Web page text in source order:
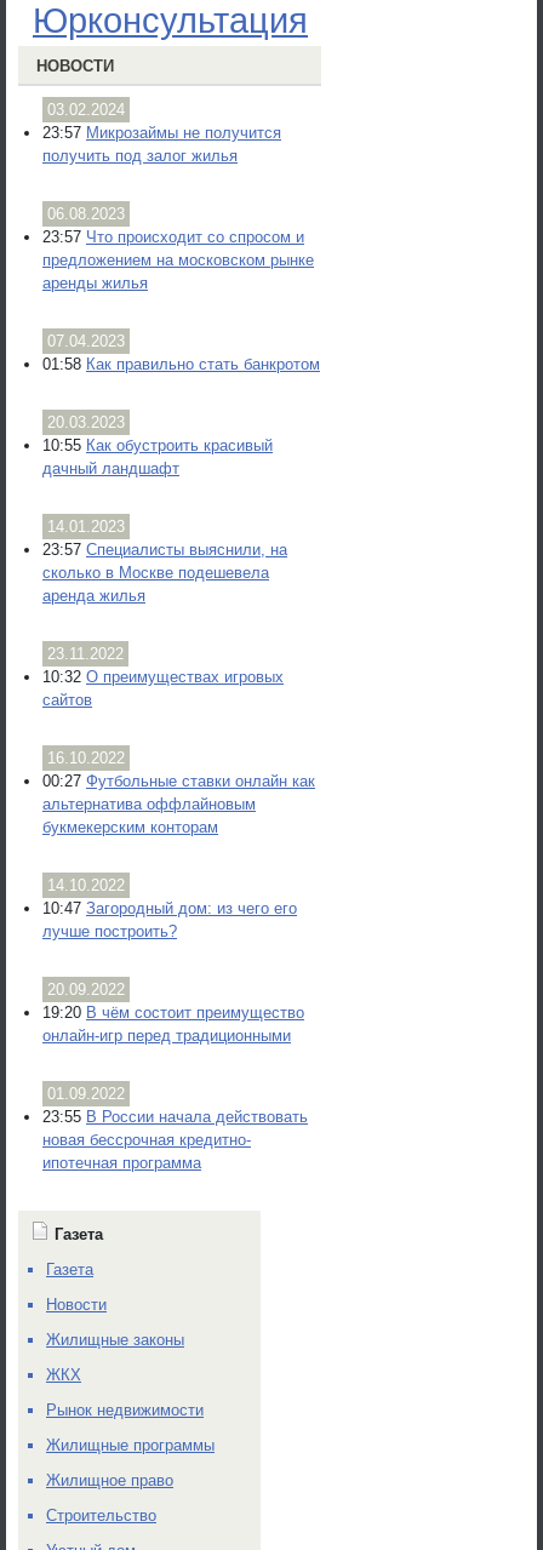
Юрконсультация
НОВОСТИ
03.02.2024
23:57 Микрозаймы не получится
получить под залог жилья
06.08.2023
23:57 Что происходит со спросом и
предложением на московском рынке
аренды жилья
07.04.2023
01:58 Как правильно стать банкротом
20.03.2023
10:55 Как обустроить красивый
дачный ландшафт
14.01.2023
23:57 Специалисты выяснили, на
сколько в Москве подешевела
аренда жилья
23.11.2022
10:32 О преимуществах игровых
сайтов
16.10.2022
00:27 Футбольные ставки онлайн как
альтернатива оффлайновым
букмекерским конторам
14.10.2022
10:47 Загородный дом: из чего его
лучше построить?
20.09.2022
19:20 В чём состоит преимущество
онлайн-игр перед традиционными
01.09.2022
23:55 В России начала действовать
новая бессрочная кредитно-
ипотечная программа
Газета
Газета
Новости
Жилищные законы
ЖКХ
Рынок недвижимости
Жилищные программы
Жилищное право
Строительство